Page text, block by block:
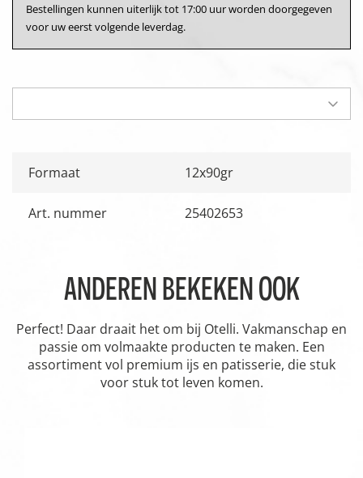
Bestellingen kunnen uiterlijk tot 17:00 uur worden doorgegeven
voor uw eerst volgende leverdag.
Formaat 12x90gr
Art. nummer 25402653
ANDEREN BEKEKEN OOK
Perfect! Daar draait het om bij Otelli. Vakmanschap en
passie om volmaakte producten te maken. Een
assortiment vol premium ijs en patisserie, die stuk
voor stuk tot leven komen.